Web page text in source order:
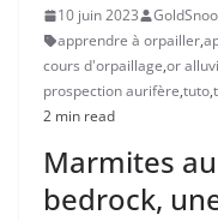
10 juin 2023
apprendre à orpailler,
cours d'orpaillage,or
prospection aurifère,tuto,
2 min read
Marmites
bedrock,